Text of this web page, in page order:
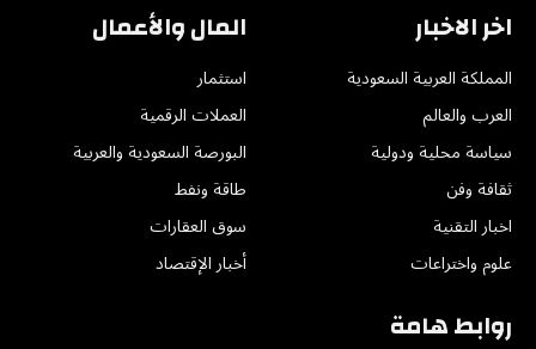
اخر الاخبار
المملكة العربية السعودية
العرب والعالم
سياسة محلية ودولية
ثقافة وفن
اخبار التقنية
علوم واختراعات
المال والأعمال
استثمار
العملات الرقمية
البورصة السعودية والعربية
طاقة ونفط
سوق العقارات
أخبار الإقتصاد
روابط هامة